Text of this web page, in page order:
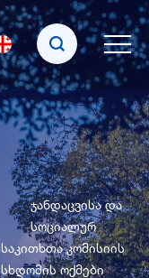
ჯანდაცვისა და
სოციალურ
საკითხთა კომისიის
სხდომის ოქმები